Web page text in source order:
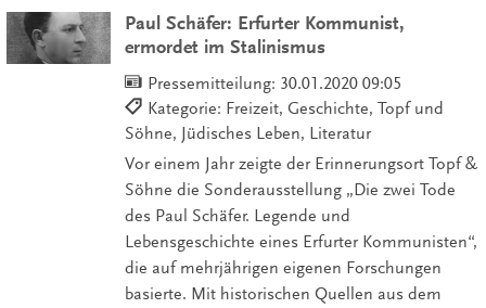
Paul Schäfer: Erfurter Kommunist,
ermordet im Stalinismus
Pressemitteilung: 30.01.2020 09:05
Kategorie: Freizeit, Geschichte, Topf und
Söhne, Jüdisches Leben, Literatur
Vor einem Jahr zeigte der Erinnerungsort Topf &
Söhne die Sonderausstellung „Die zwei Tode
des Paul Schäfer. Legende und
Lebensgeschichte eines Erfurter Kommunisten“,
die auf mehrjährigen eigenen Forschungen
basierte. Mit historischen Quellen aus dem